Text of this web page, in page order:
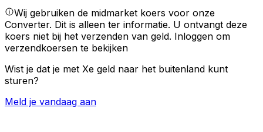
Wij gebruiken de midmarket koers voor onze
Converter. Dit is alleen ter informatie. U ontvangt deze
koers niet bij het verzenden van geld. Inloggen om
verzendkoersen te bekijken
Wist je dat je met Xe geld naar het buitenland kunt
sturen?
Meld je vandaag aan